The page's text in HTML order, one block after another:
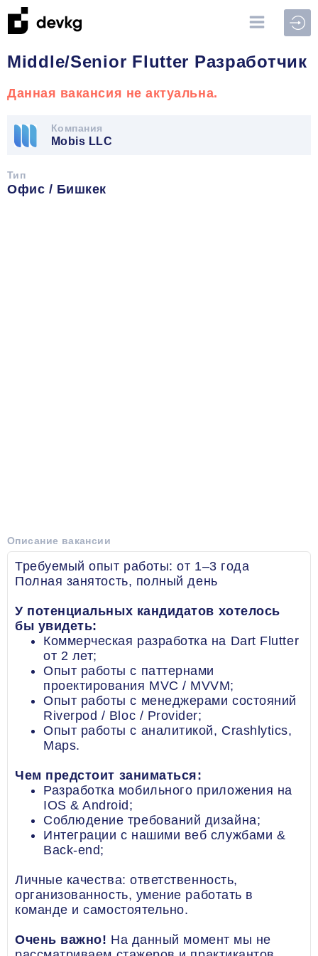
Middle/Senior Flutter Разработчик
Данная вакансия не актуальна.
Компания
Mobis LLC
Тип
Офис / Бишкек
Описание вакансии
Требуемый опыт работы: от 1–3 года
Полная занятость, полный день
У потенциальных кандидатов хотелось
бы увидеть:
Коммерческая разработка на Dart Flutter
от 2 лет;
Опыт работы с паттернами
проектирования MVC / MVVM;
Опыт работы с менеджерами состояний
Riverpod / Bloc / Provider;
Опыт работы с аналитикой, Crashlytics,
Maps.
Чем предстоит заниматься:
Разработка мобильного приложения на
IOS & Android;
Соблюдение требований дизайна;
Интеграции с нашими веб службами &
Back-end;
Личные качества: ответственность,
организованность, умение работать в
команде и самостоятельно.
Очень важно! На данный момент мы не